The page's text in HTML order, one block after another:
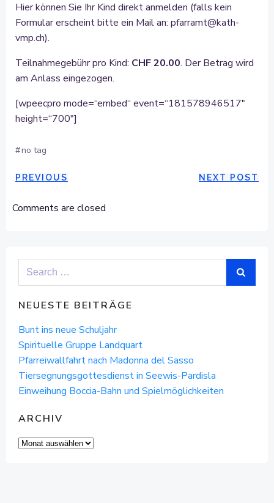
Hier können Sie Ihr Kind direkt anmelden (falls kein
Formular erscheint bitte ein Mail an: pfarramt@kath-
vmp.ch).
Teilnahmegebühr pro Kind: CHF 20.00. Der Betrag wird
am Anlass eingezogen.
[wpeecpro mode=“embed“ event=“181578946517″
height=“700″]
#no tag
POST
NAVIGATION
PREVIOUS
POSTNEXT POST
Comments are closed
Search
NEUESTE BEITRÄGE
Bunt ins neue Schuljahr
Spirituelle Gruppe Landquart
Pfarreiwallfahrt nach Madonna del Sasso
Tiersegnungsgottesdienst in Seewis-Pardisla
Einweihung Boccia-Bahn und Spielmöglichkeiten
ARCHIV
Archiv